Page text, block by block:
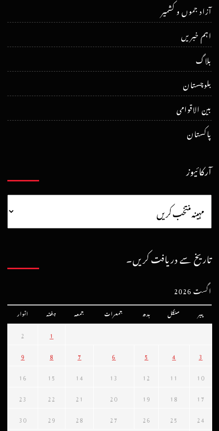
آزاد جموں و کشمیر
اہم خبریں
بلاگ
بلوچستان
بین الاقوامی
پاکستان
آرکائیوز
تاریخ سے دریافت کریں۔
اگست 2026
پیر منگل بدھ جمعرات جمعہ ہفتہ اتوار
1
2
3
4
5
6
7
8
9
10
11
12
13
14
15
16
17
18
19
20
21
22
23
24
25
26
27
28
29
30